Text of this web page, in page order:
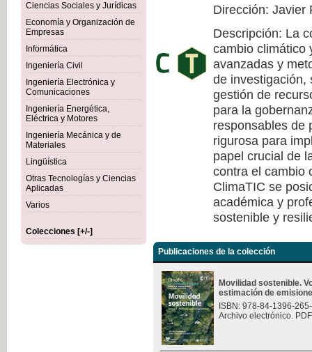
Ciencias Sociales y Jurídicas
Economía y Organización de
Empresas
Informática
Ingeniería Civil
Ingeniería Electrónica y
Comunicaciones
Ingeniería Energética,
Eléctrica y Motores
Ingeniería Mecánica y de
Materiales
Lingüística
Otras Tecnologías y Ciencias
Aplicadas
Varios
Colecciones [+/-]
Dirección: Javier
Descripción: La
cambio climático
avanzadas y
de investigación,
gestión de
para la
responsables de
rigurosa para
papel crucial de
contra el cambio
ClimaTIC se
académica y
sostenible y
Publicaciones de la colección
Movilidad sostenible.
estimación de
ISBN: 978-84-1396-
Archivo electrónico.